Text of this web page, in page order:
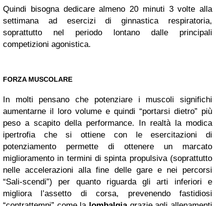
Quindi bisogna dedicare almeno 20 minuti 3 volte alla
settimana ad esercizi di ginnastica respiratoria,
soprattutto nel periodo lontano dalle principali
competizioni agonistica.
FORZA MUSCOLARE
In molti pensano che potenziare i muscoli significhi
aumentarne il loro volume e quindi “portarsi dietro” più
peso a scapito della performance. In realtà la modica
ipertrofia che si ottiene con le esercitazioni di
potenziamento permette di ottenere un marcato
miglioramento in termini di spinta propulsiva (soprattutto
nelle accelerazioni alla fine delle gare e nei percorsi
“Sali-scendi”) per quanto riguarda gli arti inferiori e
migliora l’assetto di corsa, prevenendo fastidiosi